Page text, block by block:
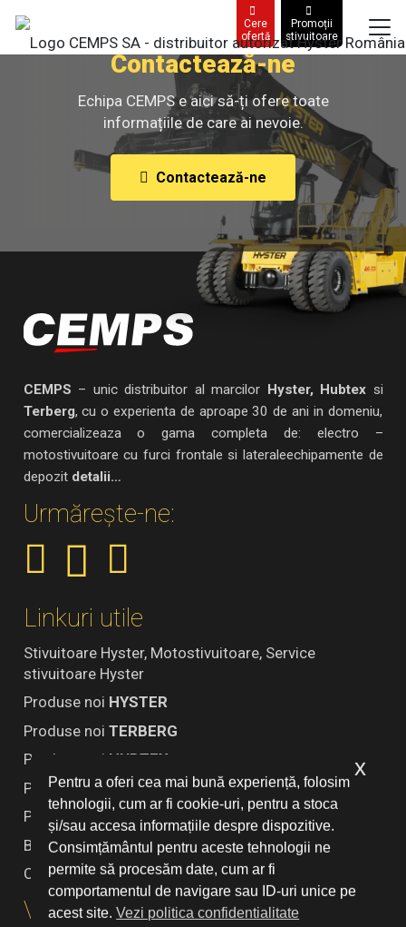
Pentru a oferi cea mai bună experiență, folosim
tehnologii, cum ar fi cookie-uri, pentru a stoca
și/sau accesa informațiile despre dispozitive.
Consimțământul pentru aceste tehnologii ne
permite să procesăm date, cum ar fi
comportamentul de navigare sau ID-uri unice pe
acest site.Vezi politica confidentialitate
x
Cere
ofertă
Promoții
stivuitoare
Contactează-ne
Echipa CEMPS e aici să-ți ofere toate
informațiile de care ai nevoie.
Contactează-ne
CEMPS – unic distribuitor al marcilor Hyster, Hubtex si
Terberg, cu o experienta de aproape 30 de ani in domeniu,
comercializeaza o gama completa de: electro –
motostivuitoare cu furci frontale si lateraleechipamente de
depozit detalii…
Urmărește-ne:
Linkuri utile
Stivuitoare Hyster, Motostivuitoare, Service
stivuitoare Hyster
Produse noi HYSTER
Produse noi TERBERG
Produse noi HUBTEX
Produse SH
Piese de schimb
Blog
Contact
Vendori